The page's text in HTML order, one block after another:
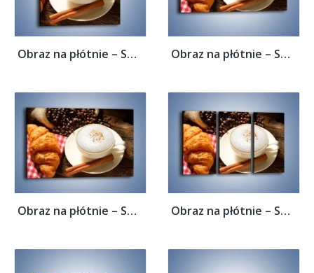
Obraz na płótnie – Spieniona kawa z... Obraz na płótnie – Spieniona kawa z...
Obraz na płótnie – Spieniona kawa z... Obraz na płótnie – Spieniona kawa z...